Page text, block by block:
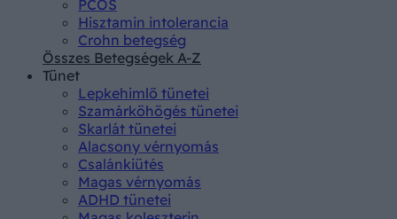
PCOS
Hisztamin intolerancia
Crohn betegség
Összes Betegségek A-Z
Tünet
Lepkehimlő tünetei
Szamárköhögés tünetei
Skarlát tünetei
Alacsony vérnyomás
Csalánkiütés
Magas vérnyomás
ADHD tünetei